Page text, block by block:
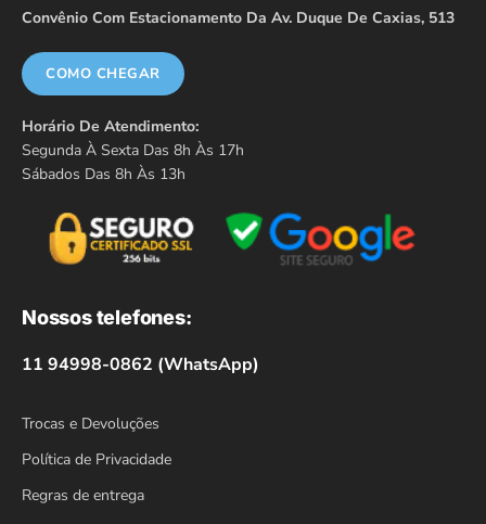
Convênio Com Estacionamento Da Av. Duque De Caxias, 513
COMO CHEGAR
Horário De Atendimento:
Segunda À Sexta Das 8h Às 17h
Sábados Das 8h Às 13h
Nossos telefones:
11 94998-0862 (WhatsApp)
Trocas e Devoluções
Política de Privacidade
Regras de entrega